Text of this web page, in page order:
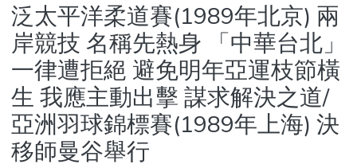
Statistics
泛太平洋柔道賽(1989年北京) 兩
岸競技 名稱先熱身 「中華台北」
一律遭拒絕 避免明年亞運枝節橫
生 我應主動出擊 謀求解決之道/
亞洲羽球錦標賽(1989年上海) 決
移師曼谷舉行